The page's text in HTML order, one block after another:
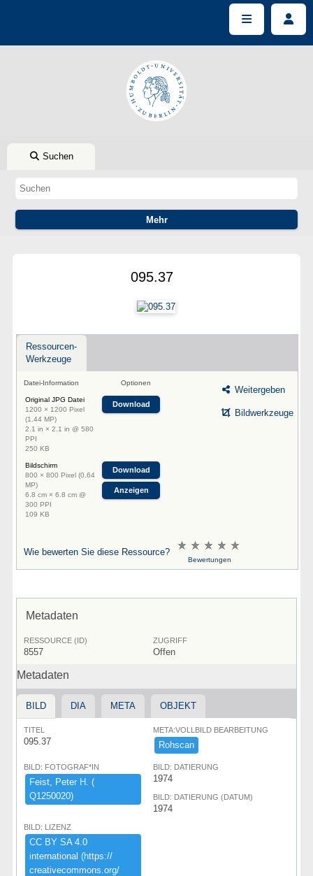
Suchen
095.37
Ressourcen-
Werkzeuge
Datei-Information Optionen
Original JPG Datei
1200 × 1200 Pixel
(1.44 MP)
2.1 in × 2.1 in @ 580
PPI
250 KB
Download
Bildschirm
800 × 800 Pixel (0.64
MP)
6.8 cm × 6.8 cm @
300 PPI
109 KB
Download
Anzeigen
Weitergeben
Bildwerkzeuge
Wie bewerten Sie diese Ressource?
Bewertungen
Metadaten
RESSOURCE (ID)
8557
ZUGRIFF
Offen
Metadaten
BILD DIA META OBJEKT
TITEL
095.37
META:VOLLBILD BEARBEITUNG
Rohscan
BILD: FOTOGRAF*IN
Feist,​ ​Peter ​H.​ ​(​
Q1250020)​
BILD: DATIERUNG
1974
BILD: DATIERUNG (DATUM)
1974
BILD: LIZENZ
CC ​BY ​SA ​4.​0 ​
international ​(​https:​/​/​
creativecommons.​org/​